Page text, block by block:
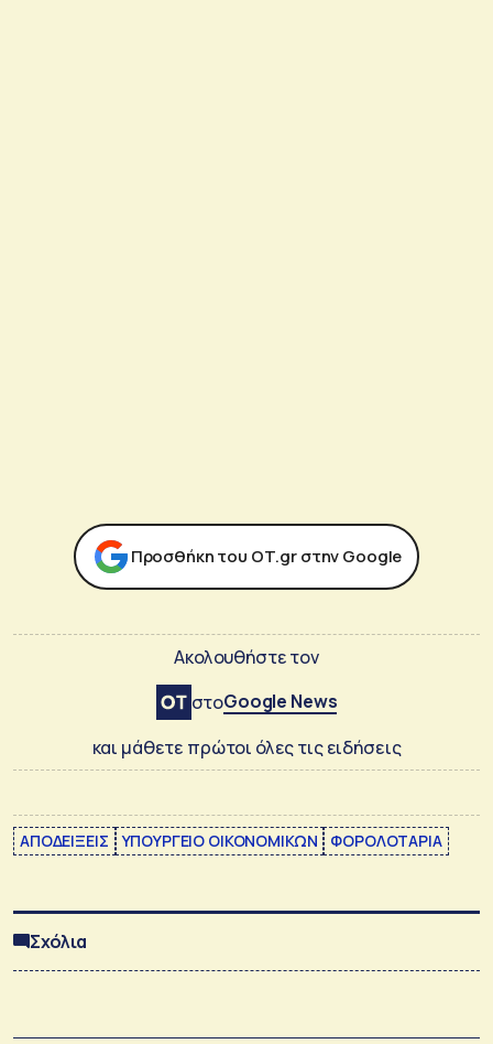
Προσθήκη του ΟΤ.gr στην Google
Ακολουθήστε τον
στοGoogle News
και μάθετε πρώτοι όλες τις ειδήσεις
ΑΠΟΔΕΙΞΕΙΣ ΥΠΟΥΡΓΕΙΟ ΟΙΚΟΝΟΜΙΚΩΝ ΦΟΡΟΛΟΤΑΡΙΑ
Σχόλια